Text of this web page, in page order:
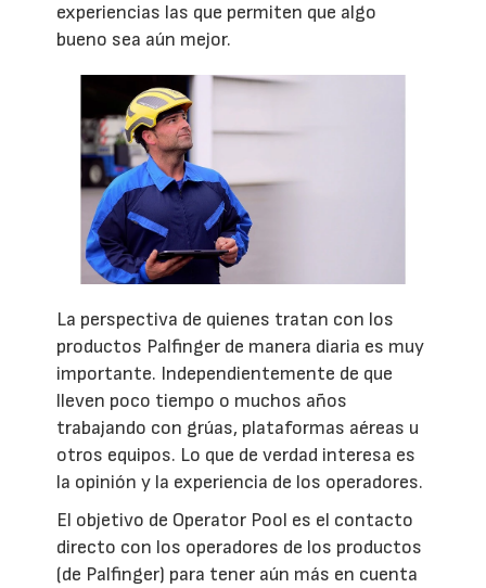
experiencias las que permiten que algo
bueno sea aún mejor.
La perspectiva de quienes tratan con los
productos Palfinger de manera diaria es muy
importante. Independientemente de que
lleven poco tiempo o muchos años
trabajando con grúas, plataformas aéreas u
otros equipos. Lo que de verdad interesa es
la opinión y la experiencia de los operadores.
El objetivo de Operator Pool es el contacto
directo con los operadores de los productos
(de Palfinger) para tener aún más en cuenta